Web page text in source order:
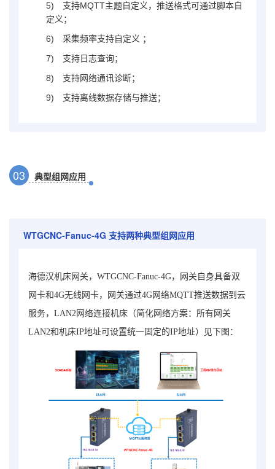
5)
支持MQTT主题自定义，推送格式可通过脚本自
定义；
6)
采集频率支持自定义 ；
7)
支持日志查询；
8)
支持网络通讯诊断；
9)
支持离线数据存储与推送；
03 典型组网应用
WTGCNC-Fanuc-4G 支持两种典型组网应用
海德汉机床网关，WTGCNC-Fanuc-4G，网关自身具备双
网卡和4G无线网卡，网关通过4G网络MQTT推送数据到云
服务，LAN2网络连接机床（简化网络方案：所有网关
LAN2和机床IP地址可设置统一固定的IP地址）见下图：